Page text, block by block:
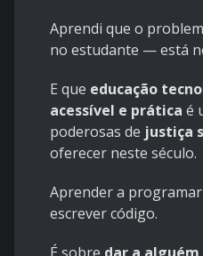
Aprendi que o
no estudante — está
E que educação
acessível e prática é
poderosas de justiça
oferecer neste século.
Aprender a
escrever código.